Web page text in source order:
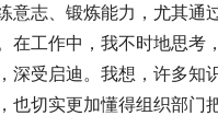
志、锻炼能力，尤其通
在工作中，我不时地思考
深受启迪。我想，许多知
也切实更加懂得组织部门